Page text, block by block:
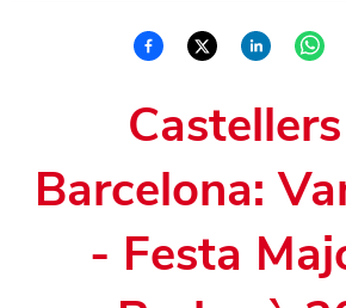
Barcelona:
- Festa